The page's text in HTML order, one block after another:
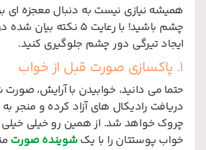
همیشه نیازی نیست به دنبال معجزه ای
چشم باشید! با رعایت 5 نکته
ایجاد تیرگی دور چشم جلوگیری کنید.
1. پاکسازی صورت قبل از خواب
حتما می دانید، خوابیدن با آرایش،
دریافت رادیکال های آزاد کرده و منجر
چروک خواهد شد. از همین رو خیلی
خواب پوستتان را با یک شوینده صورت